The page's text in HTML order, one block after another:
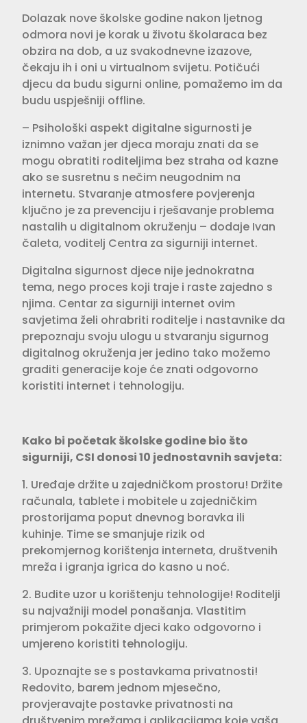
Dolazak nove školske godine nakon ljetnog
odmora novi je korak u životu školaraca bez
obzira na dob, a uz svakodnevne izazove,
čekaju ih i oni u virtualnom svijetu. Potičući
djecu da budu sigurni online, pomažemo im da
budu uspješniji offline.
– Psihološki aspekt digitalne sigurnosti je
iznimno važan jer djeca moraju znati da se
mogu obratiti roditeljima bez straha od kazne
ako se susretnu s nečim neugodnim na
internetu. Stvaranje atmosfere povjerenja
ključno je za prevenciju i rješavanje problema
nastalih u digitalnom okruženju – dodaje Ivan
čaleta, voditelj Centra za sigurniji internet.
Digitalna sigurnost djece nije jednokratna
tema, nego proces koji traje i raste zajedno s
njima. Centar za sigurniji internet ovim
savjetima želi ohrabriti roditelje i nastavnike da
prepoznaju svoju ulogu u stvaranju sigurnog
digitalnog okruženja jer jedino tako možemo
graditi generacije koje će znati odgovorno
koristiti internet i tehnologiju.
Kako bi početak školske godine bio što
sigurniji, CSI donosi 10 jednostavnih savjeta:
1. Uređaje držite u zajedničkom prostoru! Držite
računala, tablete i mobitele u zajedničkim
prostorijama poput dnevnog boravka ili
kuhinje. Time se smanjuje rizik od
prekomjernog korištenja interneta, društvenih
mreža i igranja igrica do kasno u noć.
2. Budite uzor u korištenju tehnologije! Roditelji
su najvažniji model ponašanja. Vlastitim
primjerom pokažite djeci kako odgovorno i
umjereno koristiti tehnologiju.
3. Upoznajte se s postavkama privatnosti!
Redovito, barem jednom mjesečno,
provjeravajte postavke privatnosti na